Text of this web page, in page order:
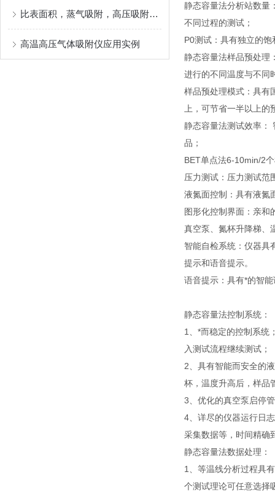
比表面积，蒸气吸附，高压吸附，多组分吸附，化学吸附--全系列解决方案
高温高压气体吸附仪应用实例
静态容量法分析站数量
不同过程的测试；
P0测试：具有独立的
静态容量法样品预处理
进行的不同温度与不同
样品预处理模式：具有
上，可节省一半以上
静态容量法测试效率：
品；
BET单点法6-10min/2
压力测试：压力测试范
液氮面控制：具有液氮
图形化控制界面：亲和
真空泵、氮杯升降梯、
智能自检系统：仪器具
提示和语音提示。
语音提示：具有*的智
静态容量法控制系统：
1、*而稳定的控制系统
入测试流程继续测试；
2、具有智能而安全的
杯，温度升高后，样品
3、优化的真空泵启停
4、详尽的仪器运行日
采集数据等，时间精确
静态容量法数据处理：
1、等温线分析过程具
个测试理论可任意选择